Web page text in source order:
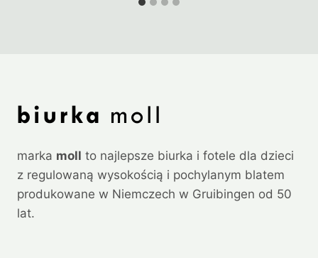
marka moll to najlepsze biurka i fotele dla dzieci
z regulowaną wysokością i pochylanym blatem
produkowane w Niemczech w Gruibingen od 50
lat.